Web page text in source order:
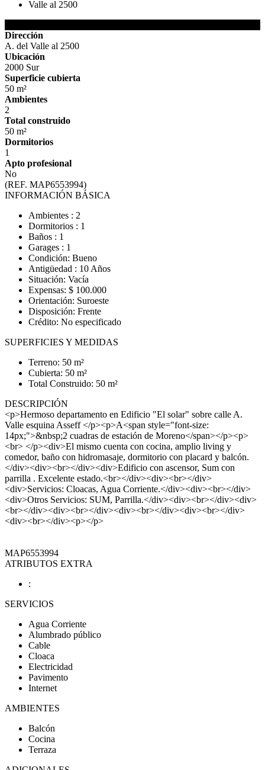
Dirección
A. del Valle al 2500
Ubicación
2000 Sur
Superficie cubierta
50 m²
Ambientes
2
Total construido
50 m²
Dormitorios
1
Apto profesional
No
(REF. MAP6553994)
INFORMACIÓN BÁSICA
Ambientes : 2
Dormitorios : 1
Baños : 1
Garages : 1
Condición: Bueno
Antigüedad : 10 Años
Situación: Vacía
Expensas: $ 100.000
Orientación: Suroeste
Disposición: Frente
Crédito: No especificado
SUPERFICIES Y MEDIDAS
Terreno: 50 m²
Cubierta: 50 m²
Total Construido: 50 m²
DESCRIPCIÓN
<p>Hermoso departamento en Edificio "El solar" sobre calle A.
Valle esquina Asseff </p><p>A<span style="font-size:
14px;">&nbsp;2 cuadras de estación de Moreno</span></p><p>
<br> </p><div>El mismo cuenta con cocina, amplio living y
comedor, baño con hidromasaje, dormitorio con placard y balcón.
</div><div><br></div><div>Edificio con ascensor, Sum con
parrilla . Excelente estado.<br></div><div><br></div>
<div>Servicios: Cloacas, Agua Corriente.</div><div><br></div>
<div>Otros Servicios: SUM, Parrilla.</div><div><br></div><div>
<br></div><div><br></div><div><br></div><div><br></div>
<div><br></div><p></p>
MAP6553994
ATRIBUTOS EXTRA
:
SERVICIOS
Agua Corriente
Alumbrado público
Cable
Cloaca
Electricidad
Pavimento
Internet
AMBIENTES
Balcón
Cocina
Terraza